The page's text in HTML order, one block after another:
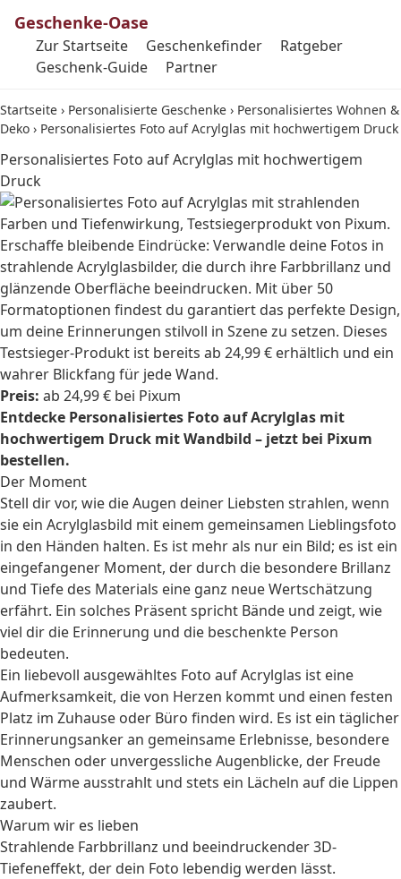
Geschenke-Oase
Zur Startseite Geschenkefinder
Ratgeber
Geschenk-Guide
Partner
Startseite › Personalisierte Geschenke › Personalisiertes Wohnen &
Deko › Personalisiertes Foto auf Acrylglas mit hochwertigem Druck
Personalisiertes Foto auf Acrylglas mit hochwertigem
Druck
Erschaffe bleibende Eindrücke: Verwandle deine Fotos in
strahlende Acrylglasbilder, die durch ihre Farbbrillanz und
glänzende Oberfläche beeindrucken. Mit über 50
Formatoptionen findest du garantiert das perfekte Design,
um deine Erinnerungen stilvoll in Szene zu setzen. Dieses
Testsieger-Produkt ist bereits ab 24,99 € erhältlich und ein
wahrer Blickfang für jede Wand.
Preis: ab 24,99 € bei Pixum
Entdecke Personalisiertes Foto auf Acrylglas mit
hochwertigem Druck mit Wandbild – jetzt bei Pixum
bestellen.
Der Moment
Stell dir vor, wie die Augen deiner Liebsten strahlen, wenn
sie ein Acrylglasbild mit einem gemeinsamen Lieblingsfoto
in den Händen halten. Es ist mehr als nur ein Bild; es ist ein
eingefangener Moment, der durch die besondere Brillanz
und Tiefe des Materials eine ganz neue Wertschätzung
erfährt. Ein solches Präsent spricht Bände und zeigt, wie
viel dir die Erinnerung und die beschenkte Person
bedeuten.
Ein liebevoll ausgewähltes Foto auf Acrylglas ist eine
Aufmerksamkeit, die von Herzen kommt und einen festen
Platz im Zuhause oder Büro finden wird. Es ist ein täglicher
Erinnerungsanker an gemeinsame Erlebnisse, besondere
Menschen oder unvergessliche Augenblicke, der Freude
und Wärme ausstrahlt und stets ein Lächeln auf die Lippen
zaubert.
Warum wir es lieben
Strahlende Farbbrillanz und beeindruckender 3D-
Tiefeneffekt, der dein Foto lebendig werden lässt.